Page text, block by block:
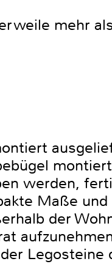
mehr
werden,
Maße
der